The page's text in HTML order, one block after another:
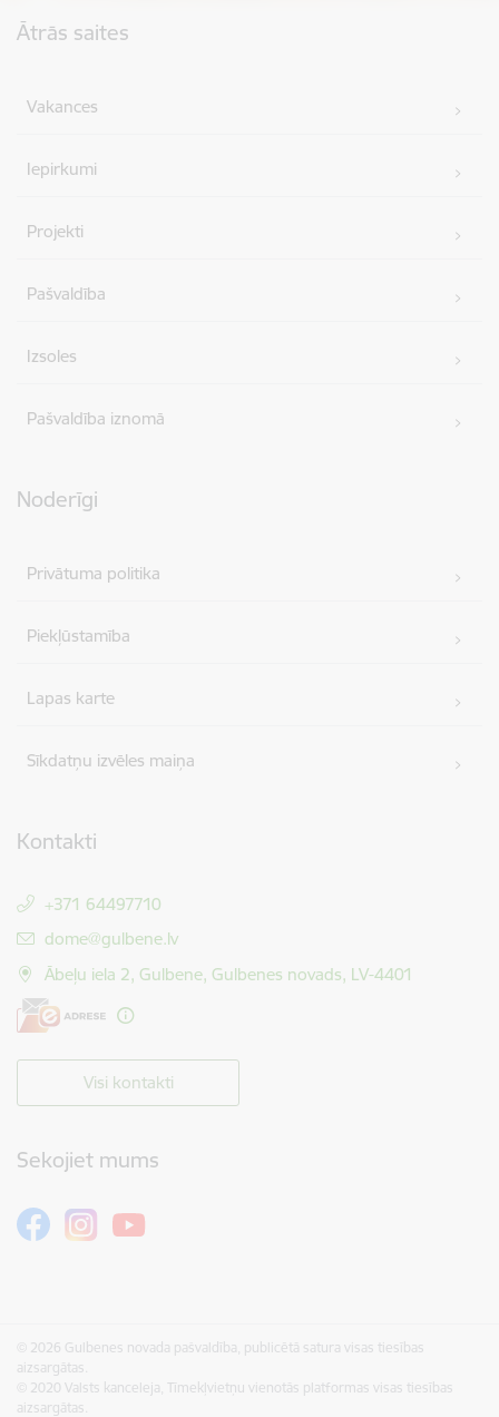
Ātrās saites
Vakances
Iepirkumi
Projekti
Pašvaldība
Izsoles
Pašvaldība iznomā
Noderīgi
Privātuma politika
Piekļūstamība
Lapas karte
Sīkdatņu izvēles maiņa
Kontakti
+371 64497710
E-pasts:
dome@gulbene.lv
Ābeļu iela 2, Gulbene, Gulbenes novads, LV-4401
Visi kontakti
Sekojiet mums
© 2026 Gulbenes novada pašvaldība, publicētā satura visas tiesības
aizsargātas.
© 2020 Valsts kanceleja, Tīmekļvietņu vienotās platformas visas tiesības
aizsargātas.